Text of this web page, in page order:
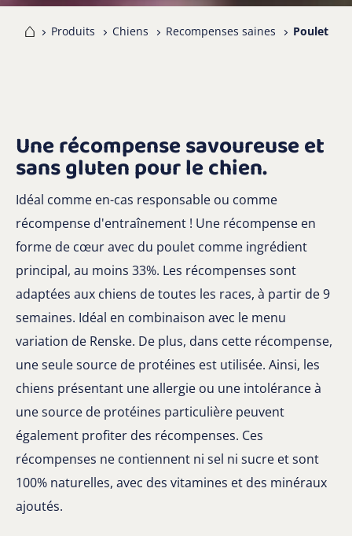
Produits Chiens Recompenses saines Poulet
Une récompense savoureuse et
sans gluten pour le chien.
Idéal comme en-cas responsable ou comme
récompense d'entraînement ! Une récompense en
forme de cœur avec du poulet comme ingrédient
principal, au moins 33%. Les récompenses sont
adaptées aux chiens de toutes les races, à partir de 9
semaines. Idéal en combinaison avec le menu
variation de Renske. De plus, dans cette récompense,
une seule source de protéines est utilisée. Ainsi, les
chiens présentant une allergie ou une intolérance à
une source de protéines particulière peuvent
également profiter des récompenses. Ces
récompenses ne contiennent ni sel ni sucre et sont
100% naturelles, avec des vitamines et des minéraux
ajoutés.